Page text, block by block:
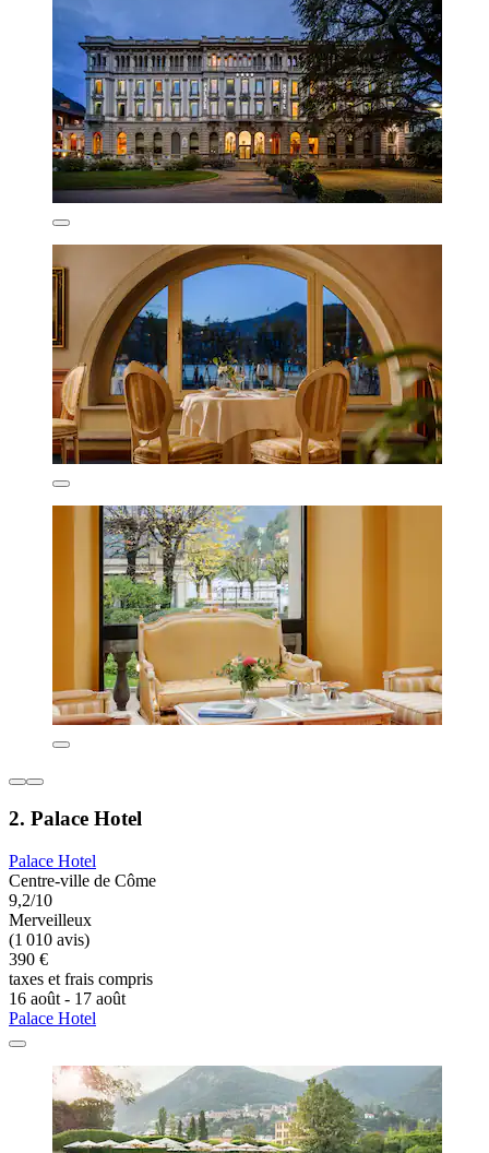
2. Palace Hotel
Palace Hotel
Centre-ville de Côme
9,2/10
Merveilleux
(1 010 avis)
390 €
taxes et frais compris
16 août - 17 août
Palace Hotel